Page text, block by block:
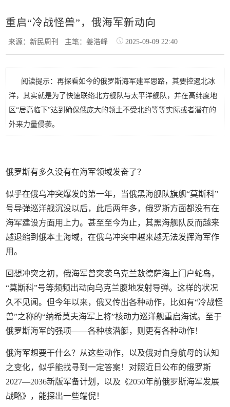
重启“冷战怪兽”，俄海军新动向
来源：新民周刊 主笔：姜浩峰 2025-09-09 22:40
阅读提示：再探看如今的俄罗斯海军建军思路，其要控遏北冰
洋，其实就是为了快速联络北方舰队与太平洋舰队，并在高纬度地
区“居高临下”达到确保俄庞大的领土不受北约等等实际或者潜在的
外来力量侵袭。
俄罗斯有多久没有在海军领域发奋了？
似乎在俄乌冲突爆发的第一年，当俄黑海舰队旗舰“莫斯科”
号导弹巡洋舰沉没以后，此后两年多，俄罗斯方面都没有在
海军建设方面用上力。甚至至今为止，其黑海舰队反而越来
越退缩到俄本土海域，在俄乌冲突中越来越无法发挥海军作
用。
回想冲突之初，俄海军曾突袭乌克兰敖德萨海上门户蛇岛，
“莫斯科”号等频频出动向乌克兰腹地发射导弹。这样的状况
久不见闻。但今年以来，俄又传出各种动作，比如有“冷战怪
兽”之称的“纳希莫夫海军上将”核动力巡洋舰重启海试。至于
俄罗斯海军的强项——各种核潜艇，则更有各种动作！
俄海军想要干什么？从这些动作，以及俄对自身航母的认知
之变化，似乎能找寻到一定答案！对照近日公布的俄罗斯
2027—2036新版军备计划，以及《2050年前俄罗斯海军发展
战略》，能探出一些端倪！